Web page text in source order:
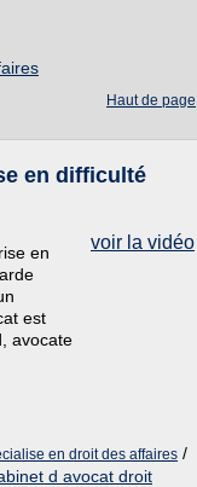
Haut de page
en difficulté
voir la vidéo
en
est
avocate
en droit des affaires /
d avocat droit